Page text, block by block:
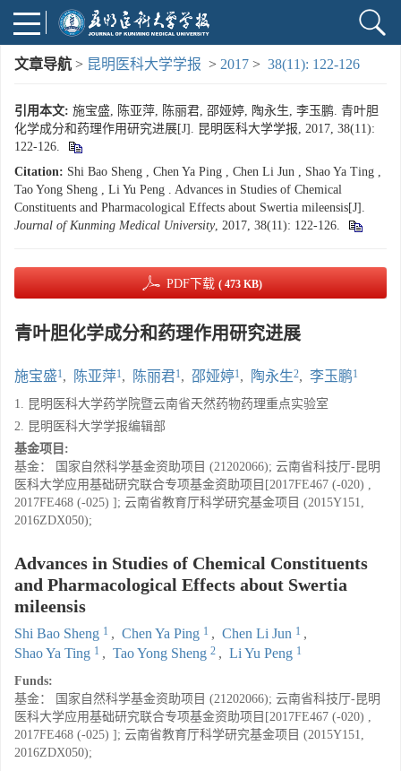
文章导航 > 昆明医科大学学报 > 2017 > 38(11): 122-126
引用本文: 施宝盛, 陈亚萍, 陈丽君, 邵娅婷, 陶永生, 李玉鹏. 青叶胆
化学成分和药理作用研究进展[J]. 昆明医科大学学报, 2017, 38(11):
122-126.
Citation: Shi Bao Sheng , Chen Ya Ping , Chen Li Jun , Shao Ya Ting ,
Tao Yong Sheng , Li Yu Peng . Advances in Studies of Chemical
Constituents and Pharmacological Effects about Swertia mileensis[J].
Journal of Kunming Medical University, 2017, 38(11): 122-126.
PDF下载 ( 473 KB)
青叶胆化学成分和药理作用研究进展
施宝盛1, 陈亚萍1, 陈丽君1, 邵娅婷1, 陶永生2, 李玉鹏1
1. 昆明医科大学药学院暨云南省天然药物药理重点实验室
2. 昆明医科大学学报编辑部
基金项目:
基金： 国家自然科学基金资助项目 (21202066); 云南省科技厅-昆明
医科大学应用基础研究联合专项基金资助项目[2017FE467 (-020) ,
2017FE468 (-025) ]; 云南省教育厅科学研究基金项目 (2015Y151,
2016ZDX050);
Advances in Studies of Chemical Constituents
and Pharmacological Effects about Swertia
mileensis
Shi Bao Sheng 1 , Chen Ya Ping 1 , Chen Li Jun 1 ,
Shao Ya Ting 1 , Tao Yong Sheng 2 , Li Yu Peng 1
Funds:
基金： 国家自然科学基金资助项目 (21202066); 云南省科技厅-昆明
医科大学应用基础研究联合专项基金资助项目[2017FE467 (-020) ,
2017FE468 (-025) ]; 云南省教育厅科学研究基金项目 (2015Y151,
2016ZDX050);